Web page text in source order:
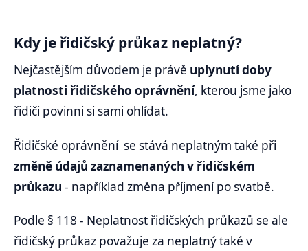
Kdy je řidičský průkaz neplatný?
Nejčastějším důvodem je právě uplynutí doby
platnosti řidičského oprávnění, kterou jsme jako
řidiči povinni si sami ohlídat.
Řidičské oprávnění se stává neplatným také při
změně údajů zaznamenaných v řidičském
průkazu - například změna příjmení po svatbě.
Podle § 118 - Neplatnost řidičských průkazů se ale
řidičský průkaz považuje za neplatný také v